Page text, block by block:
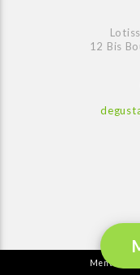
12 Bis
Mentions